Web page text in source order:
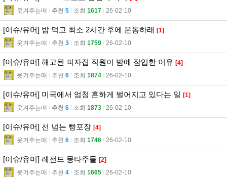
웃겨주는매 l 추천 5 l 조회 1617 l 26-02-10
[이슈/유머] 밥 먹고 최소 2시간 후에 운동하래 [1]
웃겨주는매 l 추천 3 l 조회 1759 l 26-02-10
[이슈/유머] 해고된 피자집 직원이 밤에 잠입한 이유 [4]
웃겨주는매 l 추천 6 l 조회 1874 l 26-02-10
[이슈/유머] 미국에서 엄청 흔하게 벌어지고 있다는 일 [1]
웃겨주는매 l 추천 6 l 조회 1873 l 26-02-10
[이슈/유머] 선 넘는 빵포장 [4]
웃겨주는매 l 추천 6 l 조회 1746 l 26-02-10
[이슈/유머] 레전드 몽타주들 [2]
웃겨주는매 l 추천 4 l 조회 1665 l 26-02-10